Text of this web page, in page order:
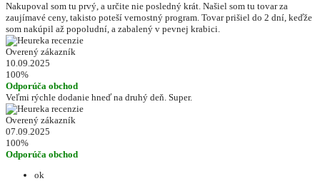
Nakupoval som tu prvý, a určite nie posledný krát. Našiel som tu tovar za
zaujímavé ceny, takisto poteší vernostný program. Tovar prišiel do 2 dní, keďže
som nakúpil až popoludní, a zabalený v pevnej krabici.
Overený zákazník
10.09.2025
100%
Odporúča obchod
Veľmi rýchle dodanie hneď na druhý deň. Super.
Overený zákazník
07.09.2025
100%
Odporúča obchod
ok